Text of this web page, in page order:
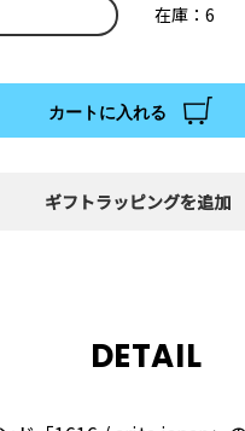
在庫：6
カートに入れる
ギフトラッピングを追加
DETAIL